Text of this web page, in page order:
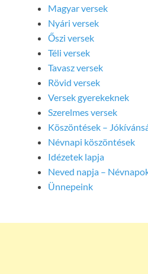
Magyar versek
Nyári versek
Őszi versek
Téli versek
Tavasz versek
Rövid versek
Versek gyerekeknek
Szerelmes versek
Köszöntések –
Névnapi köszöntések
Idézetek lapja
Neved napja –
Ünnepeink